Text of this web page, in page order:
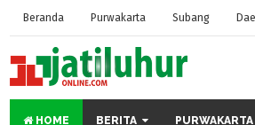
Beranda Purwakarta Subang
HOME BERITA PURWAKARTA